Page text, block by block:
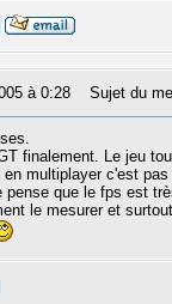
à 0:28 Sujet du
finalement. Le jeu
en multiplayer c'est
pense que le fps est
le mesurer et